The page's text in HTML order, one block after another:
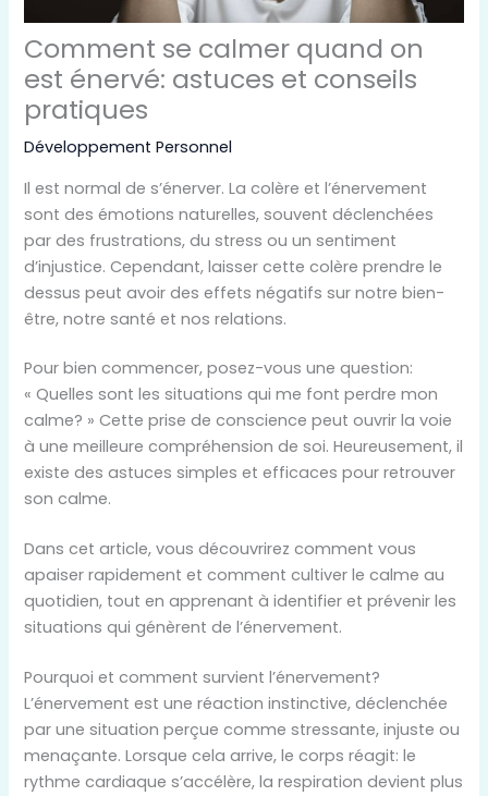
Comment se calmer quand on
est énervé: astuces et conseils
pratiques
Développement Personnel
Il est normal de s’énerver. La colère et l’énervement
sont des émotions naturelles, souvent déclenchées
par des frustrations, du stress ou un sentiment
d’injustice. Cependant, laisser cette colère prendre le
dessus peut avoir des effets négatifs sur notre bien-
être, notre santé et nos relations.
Pour bien commencer, posez-vous une question:
« Quelles sont les situations qui me font perdre mon
calme? » Cette prise de conscience peut ouvrir la voie
à une meilleure compréhension de soi. Heureusement, il
existe des astuces simples et efficaces pour retrouver
son calme.
Dans cet article, vous découvrirez comment vous
apaiser rapidement et comment cultiver le calme au
quotidien, tout en apprenant à identifier et prévenir les
situations qui génèrent de l’énervement.
Pourquoi et comment survient l’énervement?
L’énervement est une réaction instinctive, déclenchée
par une situation perçue comme stressante, injuste ou
menaçante. Lorsque cela arrive, le corps réagit: le
rythme cardiaque s’accélère, la respiration devient plus